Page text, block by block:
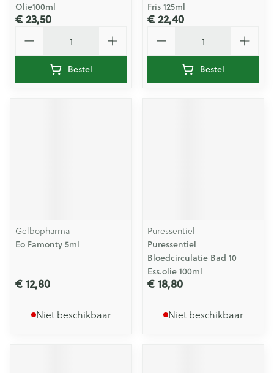
Olie100ml
€ 23,50
Bestel
Fris 125ml
€ 22,40
Bestel
Gelbopharma
Eo Famonty 5ml
€ 12,80
Niet beschikbaar
Puressentiel
Puressentiel
Bloedcirculatie Bad 10
Ess.olie 100ml
€ 18,80
Niet beschikbaar